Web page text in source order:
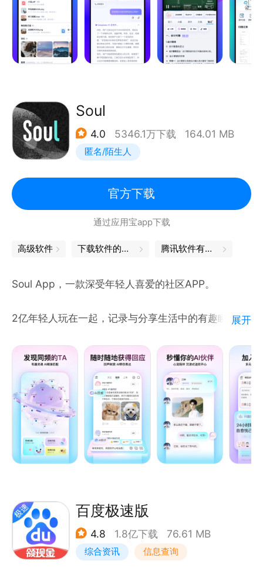
除照片、文档、视频等常见格式外，还支持微信文件、
手机应用、手机短信、通话记录等数据的备份，支持自
动备份，省心又省力，结合超大空间，彻底摆脱手机空
间限制！
频：在线观看、倍速播放、高清画质等；文档：在线编
辑、格式转换、文字识别等。数十种服务等你发掘，直
接网盘内完成操作，好用！
【超级实用的会员特权】
线解压等23项实用特权，时间越久越尊贵，可享16T
空间等成长福利！
百度网盘，让美好永远陪伴。
如果你有任何建议或问题,欢迎评论留言或直接联系我
新浪官网微博：@百度网盘
Soul
4.0 5346.1万下载 164.01 MB
匿名/陌生人
官方下载
通过应用宝app下载
高级软件 下载软件的软件 腾讯软件有哪些
Soul App，一款深受年轻人喜爱的社区APP。
2亿年轻人玩在一起，记录与分享生活中的有趣瞬间，
在这里，有人给你的生活日常热烈捧场，emo时彼此
的温暖依靠，生活与学习的路上他们陪你一起奋斗，打
工人的搬砖苦楚与快乐的瞬间共鸣，别人的经历也能让
你看到更大更远的世界！
在这里，有人和你一起追捧热爱的生活方式，不管是大
功能介绍：
1、瞬间广场－无压力的表达，发现生活的有趣与精彩
2、灵魂奇遇－基于性格、兴趣、三观进行测试，遇见
展开
百度极速版
4.8 1.8亿下载 76.61 MB
综合资讯 信息查询